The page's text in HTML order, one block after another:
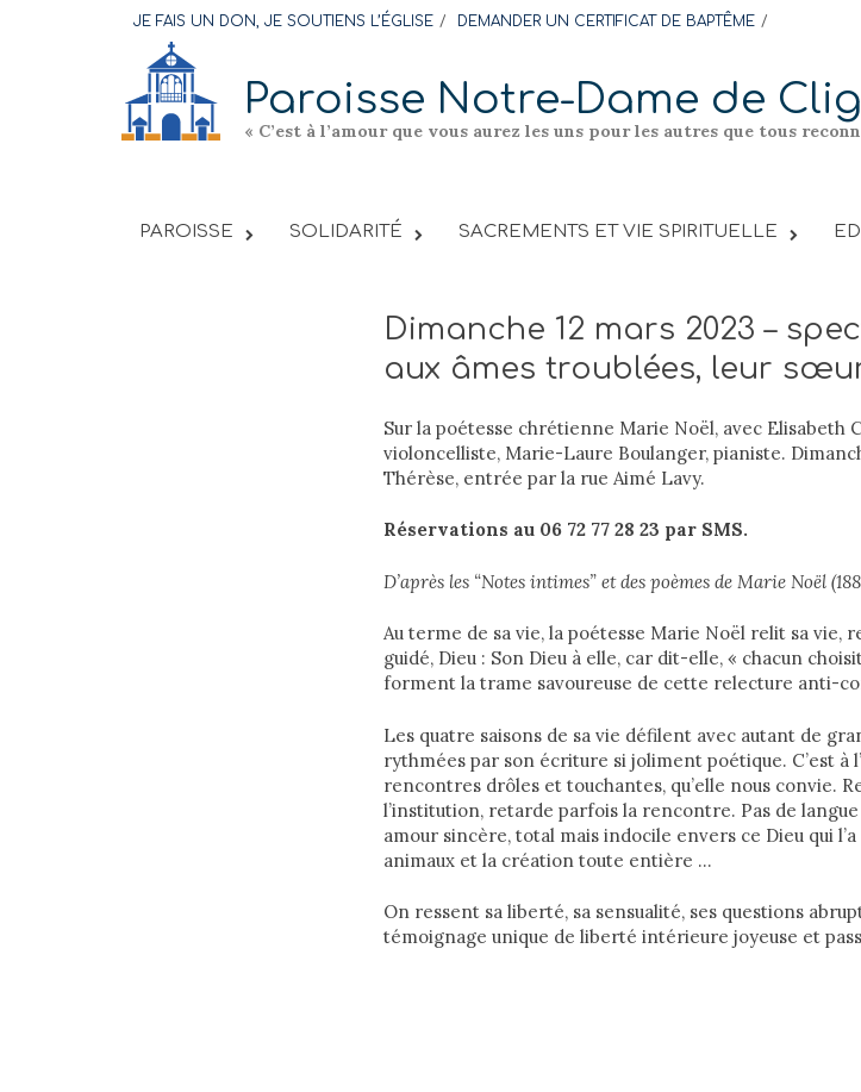
content
JE FAIS UN DON, JE SOUTIENS L’ÉGLISE DEMANDER UN CERTIFICAT DE BAPTÊME
Paroisse Notre-Dame de
« C’est à l’amour que vous aurez les uns pour les autres que tous
PAROISSE SOLIDARITÉ SACREMENTS ET VIE SPIRITUELLE
Dimanche 12 mars 2023 –
aux âmes troublées, leur
Sur la poétesse chrétienne Marie Noël, avec Elisabeth
violoncelliste, Marie-Laure Boulanger, pianiste.
Thérèse, entrée par la rue Aimé Lavy.
Réservations au 06 72 77 28 23 par SMS.
D’après les “Notes intimes” et des poèmes de Marie Noël
Au terme de sa vie, la poétesse Marie Noël relit sa vie,
guidé, Dieu : Son Dieu à elle, car dit-elle, « chacun
forment la trame savoureuse de cette relecture anti-
Les quatre saisons de sa vie défilent avec autant de
rythmées par son écriture si joliment poétique. C’est à
rencontres drôles et touchantes, qu’elle nous convie.
l’institution, retarde parfois la rencontre. Pas de
amour sincère, total mais indocile envers ce Dieu qui
animaux et la création toute entière …
On ressent sa liberté, sa sensualité, ses questions
témoignage unique de liberté intérieure joyeuse et